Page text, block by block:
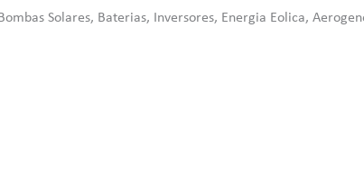
Solares, Baterias, Inversores, Energia Eolica,